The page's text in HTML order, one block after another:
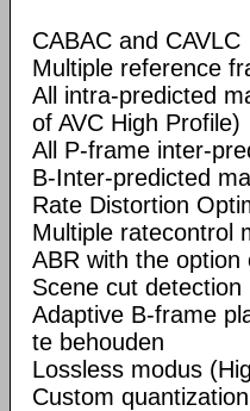
CABAC and CAVLC
Multiple reference
All intra-predicted
of AVC High Profile)
All P-frame inter-
B-Inter-predicted
Rate Distortion
Multiple ratecontrol
ABR with the option
Scene cut detection
Adaptive B-frame
te behouden
Lossless modus
Custom